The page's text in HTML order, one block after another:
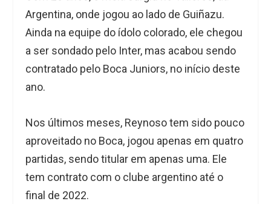
Argentina, onde jogou ao lado de Guiñazu.
Ainda na equipe do ídolo colorado, ele chegou
a ser sondado pelo Inter, mas acabou sendo
contratado pelo Boca Juniors, no início deste
ano.
Nos últimos meses, Reynoso tem sido pouco
aproveitado no Boca, jogou apenas em quatro
partidas, sendo titular em apenas uma. Ele
tem contrato com o clube argentino até o
final de 2022.